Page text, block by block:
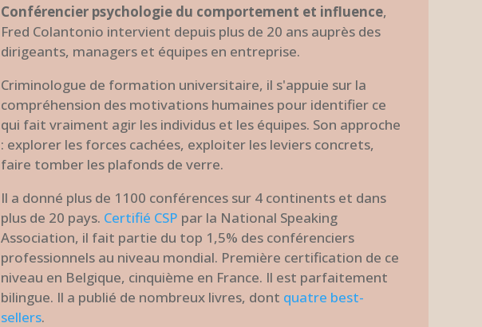
Conférencier psychologie du comportement et influence,
Fred Colantonio intervient depuis plus de 20 ans auprès des
dirigeants, managers et équipes en entreprise.
Criminologue de formation universitaire, il s'appuie sur la
compréhension des motivations humaines pour identifier ce
qui fait vraiment agir les individus et les équipes. Son approche
: explorer les forces cachées, exploiter les leviers concrets,
faire tomber les plafonds de verre.
Il a donné plus de 1100 conférences sur 4 continents et dans
plus de 20 pays. Certifié CSP par la National Speaking
Association, il fait partie du top 1,5% des conférenciers
professionnels au niveau mondial. Première certification de ce
niveau en Belgique, cinquième en France. Il est parfaitement
bilingue. Il a publié de nombreux livres, dont quatre best-
sellers.